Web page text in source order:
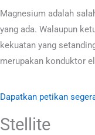
Magnesium adalah
yang ada. Walaupun
kekuatan yang
merupakan konduktor
Dapatkan petikan
Stellite